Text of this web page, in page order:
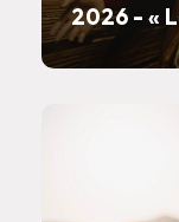
2026 - «